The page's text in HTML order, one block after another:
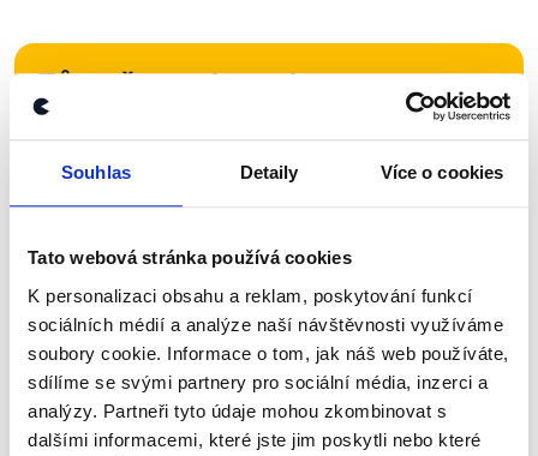
Souhlas Detaily Více o cookies
Tato webová stránka používá cookies
K personalizaci obsahu a reklam, poskytování funkcí
sociálních médií a analýze naší návštěvnosti využíváme
soubory cookie. Informace o tom, jak náš web používáte,
sdílíme se svými partnery pro sociální média, inzerci a
analýzy. Partneři tyto údaje mohou zkombinovat s
dalšími informacemi, které jste jim poskytli nebo které
Zůstaňme v kontaktu
Přihlaste se k odběru našeho
newsletteru nebo whatsappového
kanálu, kde pravidelně přinášíme
shrnutí nejzajímavějších článků a analýz.
Začněte nás odebírat, a mějte tak
přehled o tom, jaké dezinformace a
nepravdy se zrovna v Česku šíří.
Newsletter